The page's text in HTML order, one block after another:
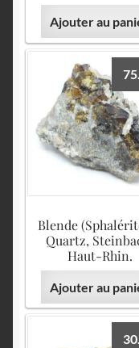
Ajouter au
Blende
Quartz,
Haut-Rhin.
Ajouter au